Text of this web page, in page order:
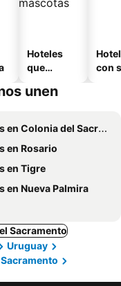
Hoteles
que
mascotas
con
unen
Colonia del Sacramento
en Rosario
en Tigre
en Nueva Palmira
Sacramento
Uruguay